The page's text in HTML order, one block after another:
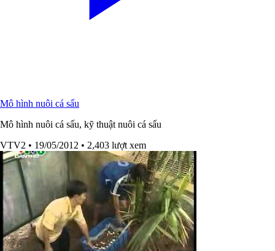
Mô hình nuôi cá sấu
Mô hình nuôi cá sấu, kỹ thuật nuôi cá sấu
VTV2 • 19/05/2012 • 2,403 lượt xem